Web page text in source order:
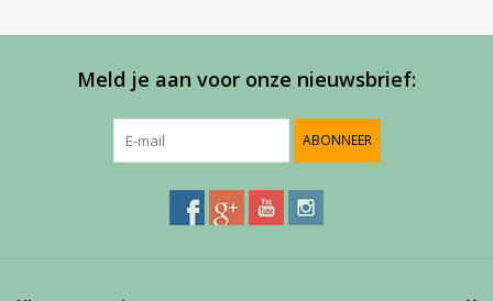
Meld je aan voor onze nieuwsbrief:
ABONNEER